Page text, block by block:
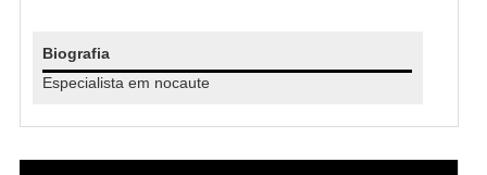
Biografia
Especialista em nocaute